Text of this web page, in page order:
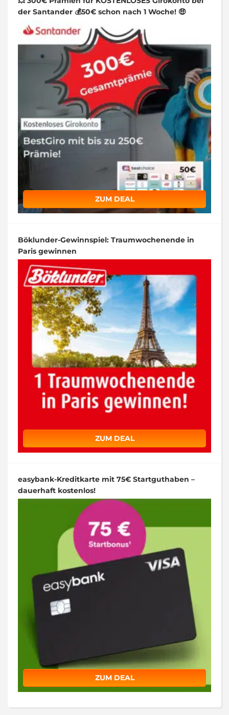
der Santander 💰50€ schon nach 1 Woche! 🤑
ZUM DEAL
Böklunder-Gewinnspiel: Traumwochenende in
Paris gewinnen
ZUM DEAL
easybank-Kreditkarte mit 75€ Startguthaben –
dauerhaft kostenlos!
ZUM DEAL